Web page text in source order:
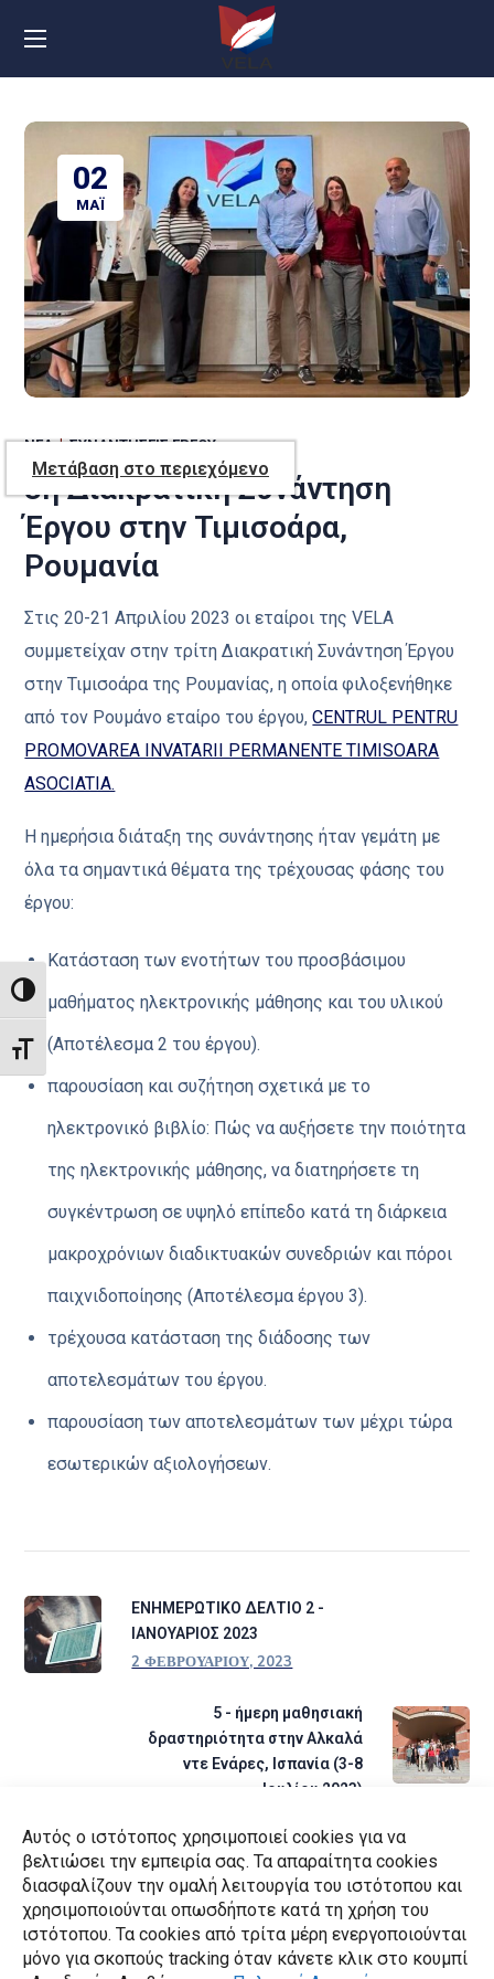
Αυτός ο ιστότοπος χρησιμοποιεί cookies για να
βελτιώσει την εμπειρία σας. Τα απαραίτητα cookies
διασφαλίζουν την ομαλή λειτουργία του ιστότοπου και
χρησιμοποιούνται οπωσδήποτε κατά τη χρήση του
ιστότοπου. Τα cookies από τρίτα μέρη ενεργοποιούνται
μόνο για σκοπούς tracking όταν κάνετε κλικ στο κουμπί
Μετάβαση στο περιεχόμενο
ΕΝΑΛΛΑΓΉ ΥΨΗΛΉΣ ΑΝΤΊΘΕΣΗΣ
ΕΝΑΛΛΑΓΉ ΜΕΓΈΘΟΥΣ ΓΡΑΜΜΆΤΩΝ
02
ΜΆΙ
ΝΈΑ ΣΥΝΑΝΤΉΣΕΙΣ ΈΡΓΟΥ
3η Διακρατική Συνάντηση
Έργου στην Τιμισοάρα,
Ρουμανία
Στις 20-21 Απριλίου 2023 οι εταίροι της VELA
συμμετείχαν στην τρίτη Διακρατική Συνάντηση Έργου
στην Τιμισοάρα της Ρουμανίας, η οποία φιλοξενήθηκε
από τον Ρουμάνο εταίρο του έργου,CENTRUL PENTRU
PROMOVAREA INVATARII PERMANENTE TIMISOARA
ASOCIATIA.
Η ημερήσια διάταξη της συνάντησης ήταν γεμάτη με
όλα τα σημαντικά θέματα της τρέχουσας φάσης του
έργου:
Κατάσταση των ενοτήτων του προσβάσιμου
μαθήματος ηλεκτρονικής μάθησης και του υλικού
(Αποτέλεσμα 2 του έργου).
παρουσίαση και συζήτηση σχετικά με το
ηλεκτρονικό βιβλίο: Πώς να αυξήσετε την ποιότητα
της ηλεκτρονικής μάθησης, να διατηρήσετε τη
συγκέντρωση σε υψηλό επίπεδο κατά τη διάρκεια
μακροχρόνιων διαδικτυακών συνεδριών και πόροι
παιχνιδοποίησης (Αποτέλεσμα έργου 3).
τρέχουσα κατάσταση της διάδοσης των
αποτελεσμάτων του έργου.
παρουσίαση των αποτελεσμάτων των μέχρι τώρα
εσωτερικών αξιολογήσεων.
ΕΝΗΜΕΡΩΤΙΚΟ ΔΕΛΤΙΟ 2 -
ΙΑΝΟΥΑΡΙΟΣ 2023
2 ΦΕΒΡΟΥΑΡΊΟΥ, 2023
5 - ήμερη μαθησιακή
δραστηριότητα στην Αλκαλά
ντε Ενάρες, Ισπανία (3-8
Ιουλίου 2023)
CATEGORIES
Ενημερωτικά Δελτία 4